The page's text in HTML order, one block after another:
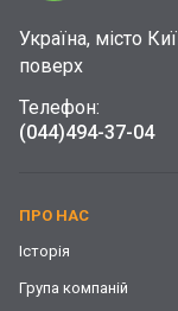
Україна, місто
поверх
Телефон:
(044)494-37-04
ПРО НАС
Історія
Група компаній